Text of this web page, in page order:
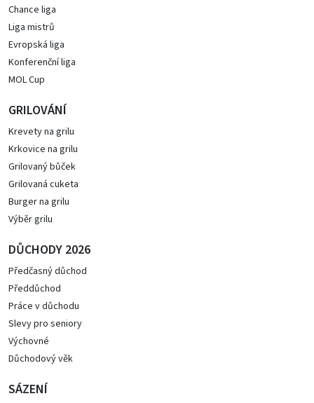
Chance liga
Liga mistrů
Evropská liga
Konferenční liga
MOL Cup
GRILOVÁNÍ
Krevety na grilu
Krkovice na grilu
Grilovaný bůček
Grilovaná cuketa
Burger na grilu
Výběr grilu
DŮCHODY 2026
Předčasný důchod
Předdůchod
Práce v důchodu
Slevy pro seniory
Výchovné
Důchodový věk
SÁZENÍ